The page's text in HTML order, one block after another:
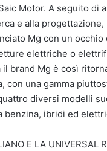
Motor. A seguito di
e alla progettazione,
Mg con un
elettriche o
brand Mg è così
con una gamma
diversi modelli
benzina, ibridi ed
E LA UNIVERSAL